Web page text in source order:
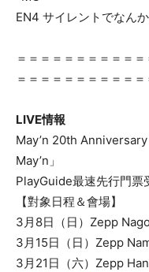
EN4 サイレントでなん
＝＝＝＝＝＝＝＝＝＝
＝＝＝＝＝＝＝＝＝＝
LIVE情報
May’n 20th
May’n」
PlayGuide最速先行門票
【對象日程＆會場】
3月8日（日）Zepp
3月15日（日）Zepp
3月21日（六）Zepp